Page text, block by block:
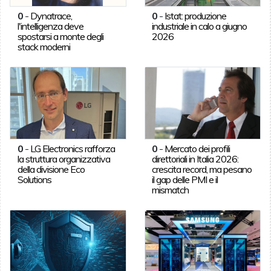
0- Dynatrace,
l'intelligenza deve
spostarsi a monte degli
stack moderni
0 - Istat: produzione
industriale in calo a giugno
2026
0- LG Electronics rafforza
la struttura organizzativa
della divisione Eco
Solutions
0 - Mercato dei profili
direttoriali in Italia 2026:
crescita record, ma pesano
il gap delle PMI e il
mismatch